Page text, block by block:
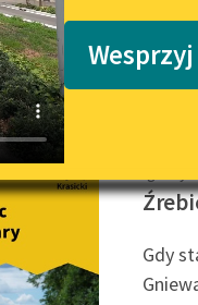
Gdy